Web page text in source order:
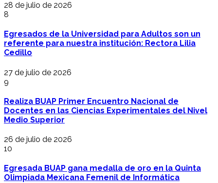
28 de julio de 2026
8
Egresados de la Universidad para Adultos son un
referente para nuestra institución: Rectora Lilia
Cedillo
27 de julio de 2026
9
Realiza BUAP Primer Encuentro Nacional de
Docentes en las Ciencias Experimentales del Nivel
Medio Superior
26 de julio de 2026
10
Egresada BUAP gana medalla de oro en la Quinta
Olimpiada Mexicana Femenil de Informática